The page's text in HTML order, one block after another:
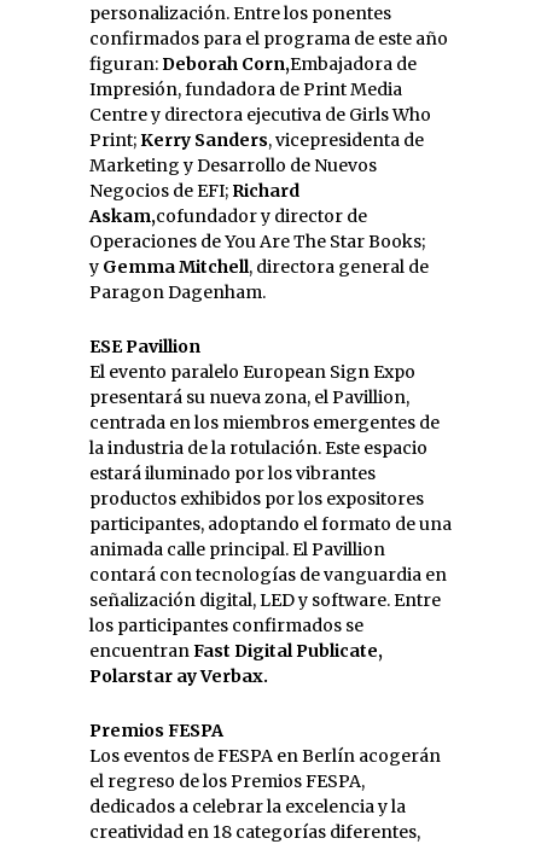
personalización. Entre los ponentes
confirmados para el programa de este año
figuran:Deborah Corn,Embajadora de
Impresión, fundadora de Print Media
Centre y directora ejecutiva de Girls Who
Print;Kerry Sanders, vicepresidenta de
Marketing y Desarrollo de Nuevos
Negocios de EFI; Richard
Askam,cofundador y director de
Operaciones de You Are The Star Books;
y Gemma Mitchell, directora general de
Paragon Dagenham.
ESE Pavillion
El evento paralelo European Sign Expo
presentará su nueva zona, el Pavillion,
centrada en los miembros emergentes de
la industria de la rotulación. Este espacio
estará iluminado por los vibrantes
productos exhibidos por los expositores
participantes, adoptando el formato de una
animada calle principal. El Pavillion
contará con tecnologías de vanguardia en
señalización digital, LED y software. Entre
los participantes confirmados se
encuentranFast Digital Publicate,
Polarstar ay Verbax.
Premios FESPA
Los eventos de FESPA en Berlín acogerán
el regreso de los Premios FESPA,
dedicados a celebrar la excelencia y la
creatividad en 18 categorías diferentes,